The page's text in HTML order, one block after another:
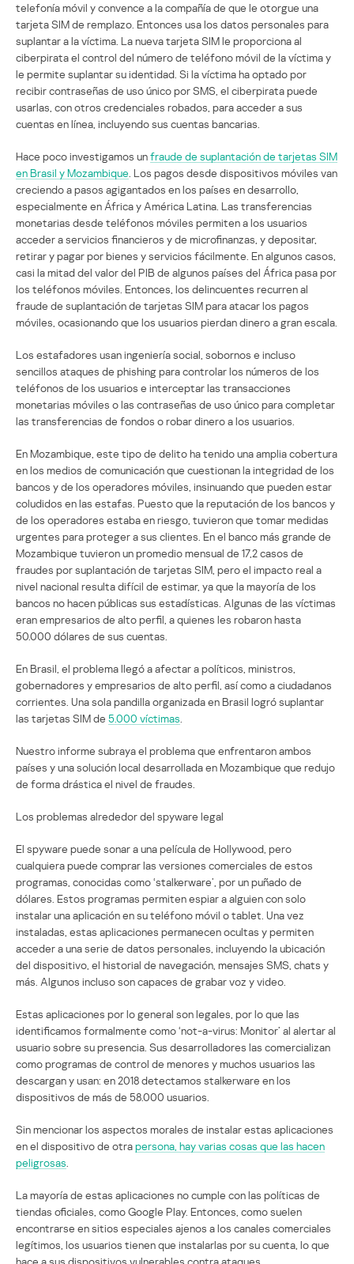
telefonía móvil y convence a la compañía de que le otorgue una
tarjeta SIM de remplazo. Entonces usa los datos personales para
suplantar a la víctima. La nueva tarjeta SIM le proporciona al
ciberpirata el control del número de teléfono móvil de la víctima y
le permite suplantar su identidad. Si la víctima ha optado por
recibir contraseñas de uso único por SMS, el ciberpirata puede
usarlas, con otros credenciales robados, para acceder a sus
cuentas en línea, incluyendo sus cuentas bancarias.
Hace poco investigamos unfraude de suplantación de tarjetas SIM
en Brasil y Mozambique . Los pagos desde dispositivos móviles van
creciendo a pasos agigantados en los países en desarrollo,
especialmente en África y América Latina. Las transferencias
monetarias desde teléfonos móviles permiten a los usuarios
acceder a servicios financieros y de microfinanzas, y depositar,
retirar y pagar por bienes y servicios fácilmente. En algunos casos,
casi la mitad del valor del PIB de algunos países del África pasa por
los teléfonos móviles. Entonces, los delincuentes recurren al
fraude de suplantación de tarjetas SIM para atacar los pagos
móviles, ocasionando que los usuarios pierdan dinero a gran escala.
Los estafadores usan ingeniería social, sobornos e incluso
sencillos ataques de phishing para controlar los números de los
teléfonos de los usuarios e interceptar las transacciones
monetarias móviles o las contraseñas de uso único para completar
las transferencias de fondos o robar dinero a los usuarios.
En Mozambique, este tipo de delito ha tenido una amplia cobertura
en los medios de comunicación que cuestionan la integridad de los
bancos y de los operadores móviles, insinuando que pueden estar
coludidos en las estafas. Puesto que la reputación de los bancos y
de los operadores estaba en riesgo, tuvieron que tomar medidas
urgentes para proteger a sus clientes. En el banco más grande de
Mozambique tuvieron un promedio mensual de 17,2 casos de
fraudes por suplantación de tarjetas SIM, pero el impacto real a
nivel nacional resulta difícil de estimar, ya que la mayoría de los
bancos no hacen públicas sus estadísticas. Algunas de las víctimas
eran empresarios de alto perfil, a quienes les robaron hasta
50.000 dólares de sus cuentas.
En Brasil, el problema llegó a afectar a políticos, ministros,
gobernadores y empresarios de alto perfil, así como a ciudadanos
corrientes. Una sola pandilla organizada en Brasil logró suplantar
las tarjetas SIM de 5.000 víctimas
Nuestro informe subraya el problema que enfrentaron ambos
países y una solución local desarrollada en Mozambique que redujo
de forma drástica el nivel de fraudes.
Los problemas alrededor del spyware legal
El spyware puede sonar a una película de Hollywood, pero
cualquiera puede comprar las versiones comerciales de estos
programas, conocidas como ‘stalkerware’, por un puñado de
dólares. Estos programas permiten espiar a alguien con solo
instalar una aplicación en su teléfono móvil o tablet. Una vez
instaladas, estas aplicaciones permanecen ocultas y permiten
acceder a una serie de datos personales, incluyendo la ubicación
del dispositivo, el historial de navegación, mensajes SMS, chats y
más. Algunos incluso son capaces de grabar voz y video.
Estas aplicaciones por lo general son legales, por lo que las
identificamos formalmente como ‘not-a-virus: Monitor’ al alertar al
usuario sobre su presencia. Sus desarrolladores las comercializan
como programas de control de menores y muchos usuarios las
descargan y usan: en 2018 detectamos stalkerware en los
dispositivos de más de 58.000 usuarios.
Sin mencionar los aspectos morales de instalar estas aplicaciones
en el dispositivo de otrapersona, hay varias cosas que las hacen
peligrosas
La mayoría de estas aplicaciones no cumple con las políticas de
tiendas oficiales, como Google Play. Entonces, como suelen
encontrarse en sitios especiales ajenos a los canales comerciales
legítimos, los usuarios tienen que instalarlas por su cuenta, lo que
hace a sus dispositivos vulnerables contra ataques.